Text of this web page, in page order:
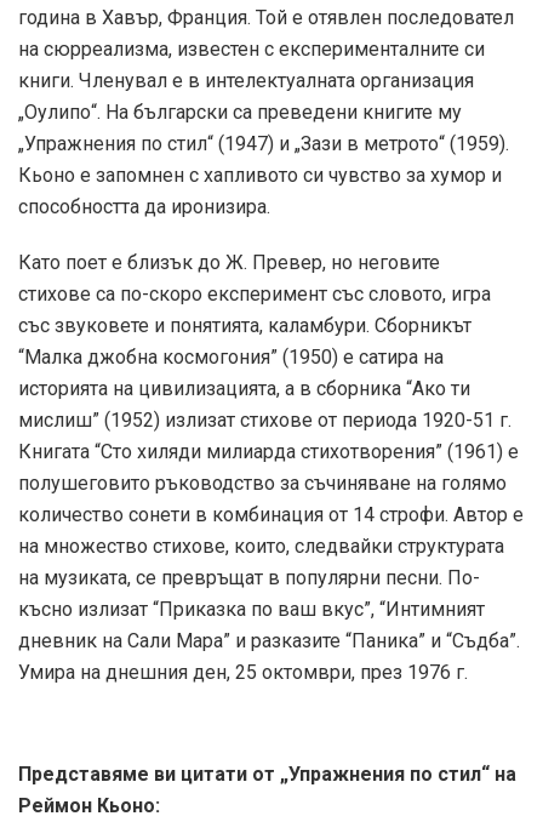
година в Хавър, Франция. Той е отявлен последовател
на сюрреализма, известен с експерименталните си
книги. Членувал е в интелектуалната организация
„Оулипо“. На български са преведени книгите му
„Упражнения по стил“ (1947) и „Зази в метрото“ (1959).
Кьоно е запомнен с хапливото си чувство за хумор и
способността да иронизира.
Като поет е близък до Ж. Превер, но неговите
стихове са по-скоро експеримент със словото, игра
със звуковете и понятията, каламбури. Сборникът
“Малка джобна космогония” (1950) е сатира на
историята на цивилизацията, а в сборника “Ако ти
мислиш” (1952) излизат стихове от периода 1920-51 г.
Книгата “Сто хиляди милиарда стихотворения” (1961) е
полушеговито ръководство за съчиняване на голямо
количество сонети в комбинация от 14 строфи. Автор е
на множество стихове, които, следвайки структурата
на музиката, се превръщат в популярни песни. По-
късно излизат “Приказка по ваш вкус”, “Интимният
дневник на Сали Мара” и разказите “Паника” и “Съдба”.
Умира на днешния ден, 25 октомври, през 1976 г.
Представяме ви цитати от „Упражнения по стил“ на
Реймон Кьоно: